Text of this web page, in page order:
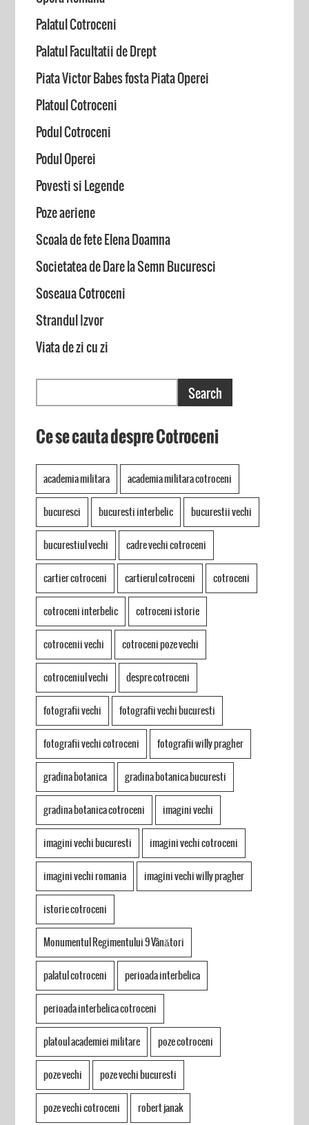
Palatul Cotroceni
Palatul Facultatii de Drept
Piata Victor Babes fosta Piata Operei
Platoul Cotroceni
Podul Cotroceni
Podul Operei
Povesti si Legende
Poze aeriene
Scoala de fete Elena Doamna
Societatea de Dare la Semn Bucuresci
Soseaua Cotroceni
Strandul Izvor
Viata de zi cu zi
Ce se cauta despre Cotroceni
academia militara academia militara cotroceni
bucuresci bucuresti interbelic bucurestii vechi
bucurestiul vechi cadre vechi cotroceni
cartier cotroceni cartierul cotroceni cotroceni
cotroceni interbelic cotroceni istorie
cotrocenii vechi cotroceni poze vechi
cotroceniul vechi despre cotroceni
fotografii vechi fotografii vechi bucuresti
fotografii vechi cotroceni fotografii willy pragher
gradina botanica gradina botanica bucuresti
gradina botanica cotroceni imagini vechi
imagini vechi bucuresti imagini vechi cotroceni
imagini vechi romania imagini vechi willy pragher
istorie cotroceni
Monumentul Regimentului 9 Vânători
palatul cotroceni perioada interbelica
perioada interbelica cotroceni
platoul academiei militare poze cotroceni
poze vechi poze vechi bucuresti
poze vechi cotroceni robert janak